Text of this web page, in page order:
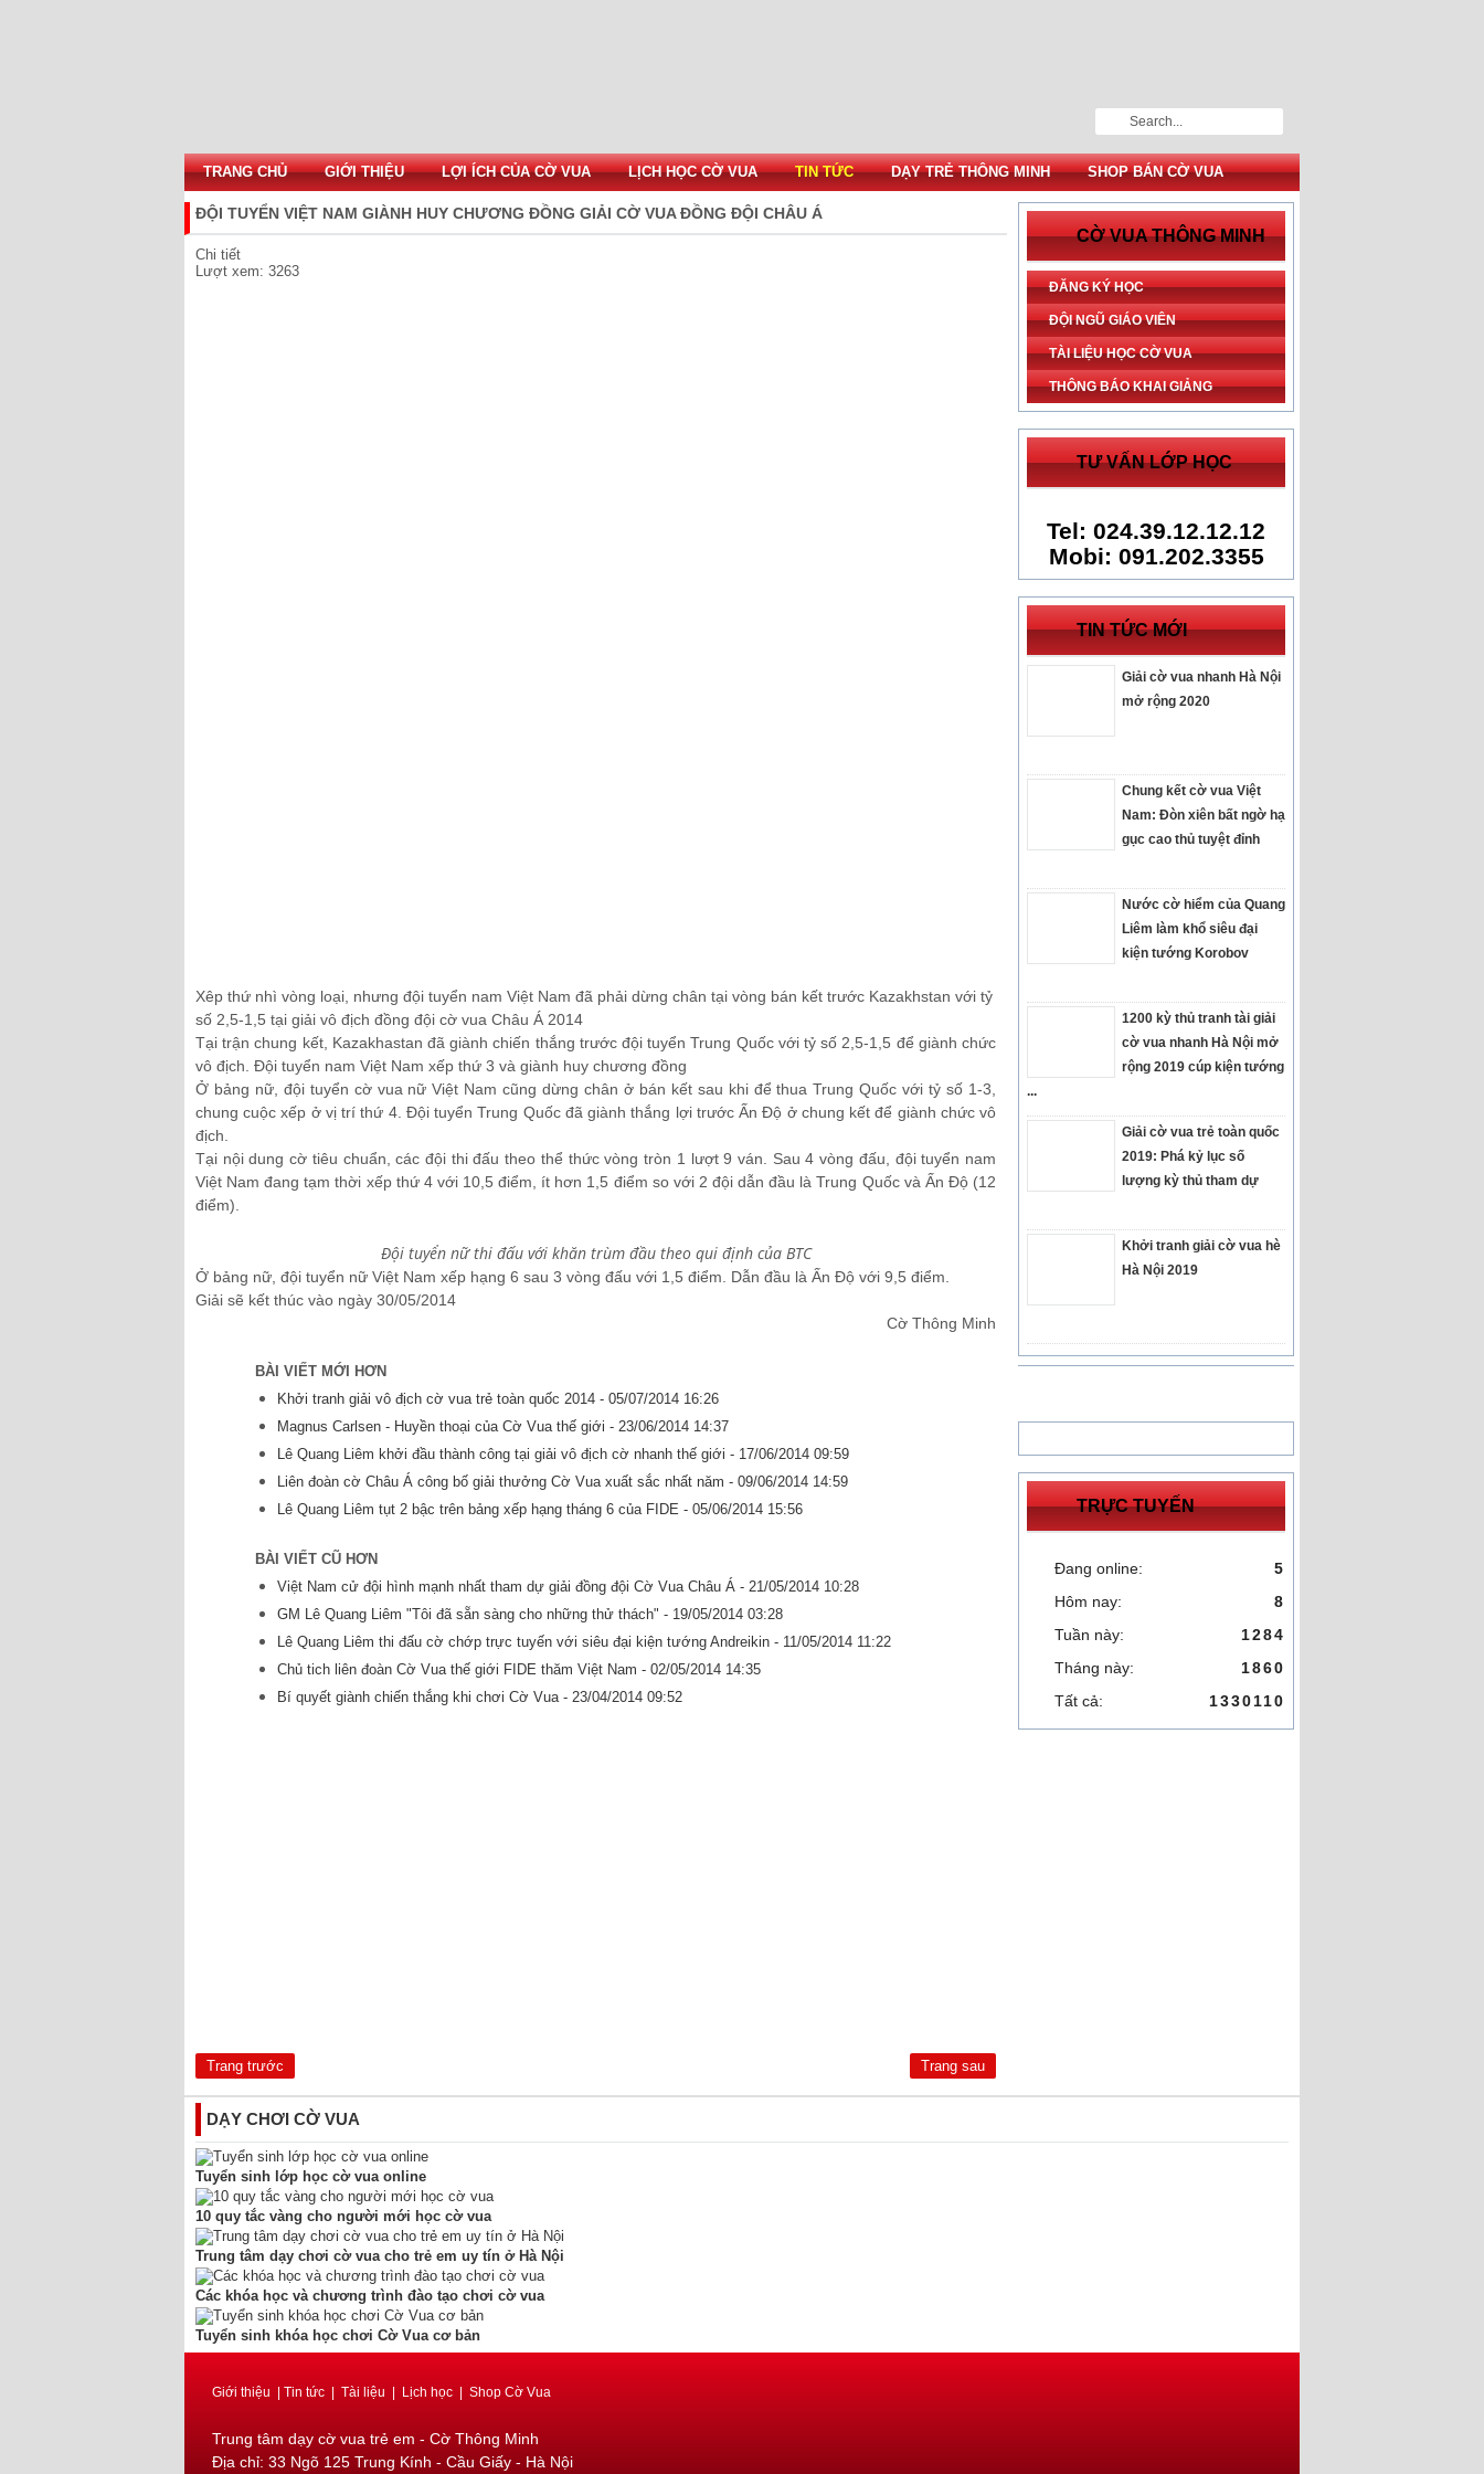
TRANG CHỦ GIỚI THIỆU LỢI ÍCH CỦA CỜ VUA LỊCH HỌC CỜ VUA TIN TỨC DẠY TRẺ THÔNG MINH SHOP BÁN CỜ VUA
ĐỘI TUYỂN VIỆT NAM GIÀNH HUY CHƯƠNG ĐỒNG GIẢI CỜ VUA ĐỒNG ĐỘI CHÂU Á
Chi tiết
Lượt xem: 3263
Xêp thứ nhì vòng loại, nhưng đội tuyển nam Việt Nam đã phải dừng chân tại vòng bán kết trước Kazakhstan với tỷ
số 2,5-1,5 tại giải vô địch đồng đội cờ vua Châu Á 2014
Tại trận chung kết, Kazakhastan đã giành chiến thắng trước đội tuyển Trung Quốc với tỷ số 2,5-1,5 để giành chức
vô địch. Đội tuyển nam Việt Nam xếp thứ 3 và giành huy chương đồng
Ở bảng nữ, đội tuyển cờ vua nữ Việt Nam cũng dừng chân ở bán kết sau khi để thua Trung Quốc với tỷ số 1-3,
chung cuộc xếp ở vị trí thứ 4. Đội tuyển Trung Quốc đã giành thắng lợi trước Ấn Độ ở chung kết để giành chức vô
địch.
Tại nội dung cờ tiêu chuẩn, các đội thi đấu theo thể thức vòng tròn 1 lượt 9 ván. Sau 4 vòng đấu, đội tuyển nam
Việt Nam đang tạm thời xếp thứ 4 với 10,5 điểm, ít hơn 1,5 điểm so với 2 đội dẫn đầu là Trung Quốc và Ấn Độ (12
điểm).
Đội tuyển nữ thi đấu với khăn trùm đầu theo qui định của BTC
Ở bảng nữ, đội tuyển nữ Việt Nam xếp hạng 6 sau 3 vòng đấu với 1,5 điểm. Dẫn đầu là Ấn Độ với 9,5 điểm.
Giải sẽ kết thúc vào ngày 30/05/2014
Cờ Thông Minh
BÀI VIẾT MỚI HƠN
Khởi tranh giải vô địch cờ vua trẻ toàn quốc 2014 -05/07/2014 16:26
Magnus Carlsen - Huyền thoại của Cờ Vua thế giới -23/06/2014 14:37
Lê Quang Liêm khởi đầu thành công tại giải vô địch cờ nhanh thế giới - 17/06/2014 09:59
Liên đoàn cờ Châu Á công bố giải thưởng Cờ Vua xuất sắc nhất năm -09/06/2014 14:59
Lê Quang Liêm tụt 2 bậc trên bảng xếp hạng tháng 6 của FIDE -05/06/2014 15:56
BÀI VIẾT CŨ HƠN
Việt Nam cử đội hình mạnh nhất tham dự giải đồng đội Cờ Vua Châu Á -21/05/2014 10:28
GM Lê Quang Liêm "Tôi đã sẵn sàng cho những thử thách" - 19/05/2014 03:28
Lê Quang Liêm thi đấu cờ chớp trực tuyến với siêu đại kiện tướng Andreikin - 11/05/2014 11:22
Chủ tich liên đoàn Cờ Vua thế giới FIDE thăm Việt Nam -02/05/2014 14:35
Bí quyết giành chiến thắng khi chơi Cờ Vua -23/04/2014 09:52
Trang trước Trang sau
CỜ VUA THÔNG MINH
ĐĂNG KÝ HỌC
ĐỘI NGŨ GIÁO VIÊN
TÀI LIỆU HỌC CỜ VUA
THÔNG BÁO KHAI GIẢNG
TƯ VẤN LỚP HỌC
Tel: 024.39.12.12.12
Mobi: 091.202.3355
TIN TỨC MỚI
Giải cờ vua nhanh Hà Nội
mở rộng 2020
Chung kết cờ vua Việt
Nam: Đòn xiên bất ngờ hạ
gục cao thủ tuyệt đỉnh
Nước cờ hiểm của Quang
Liêm làm khổ siêu đại
kiện tướng Korobov
1200 kỳ thủ tranh tài giải
cờ vua nhanh Hà Nội mở
rộng 2019 cúp kiện tướng
...
Giải cờ vua trẻ toàn quốc
2019: Phá kỷ lục số
lượng kỳ thủ tham dự
Khởi tranh giải cờ vua hè
Hà Nội 2019
TRỰC TUYẾN
Đang online:
5
Hôm nay:
8
Tuần này:
1284
Tháng này:
1860
Tất cả:
1330110
DẠY CHƠI CỜ VUA
Tuyển sinh lớp học cờ vua online
10 quy tắc vàng cho người mới học cờ vua
Trung tâm dạy chơi cờ vua cho trẻ em uy tín ở Hà Nội
Các khóa học và chương trình đào tạo chơi cờ vua
Tuyển sinh khóa học chơi Cờ Vua cơ bản
Giới thiệu Tin tức Tài liệu Lịch học Shop Cờ Vua
Trung tâm dạy cờ vua trẻ em - Cờ Thông Minh
Địa chỉ: 33 Ngõ 125 Trung Kính - Cầu Giấy - Hà Nội